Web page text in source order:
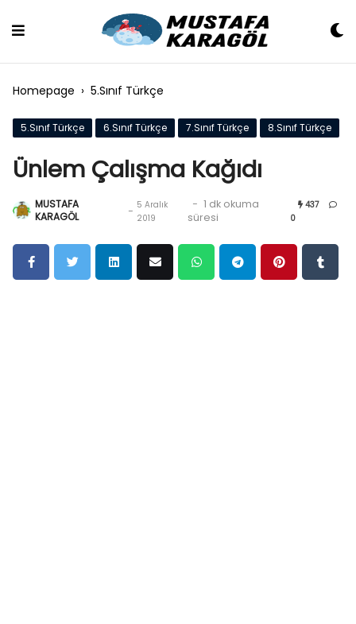
Homepage › 5.Sınıf Türkçe
5.Sınıf Türkçe 6.Sınıf Türkçe 7.Sınıf Türkçe 8.Sınıf Türkçe
Ünlem Çalışma Kağıdı
MUSTAFA
KARAGÖL
- 5 Aralık
2019
- 1 dk okuma
süresi
437
0